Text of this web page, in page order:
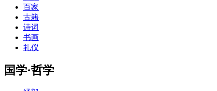
百家
古籍
诗词
书画
礼仪
国学·哲学